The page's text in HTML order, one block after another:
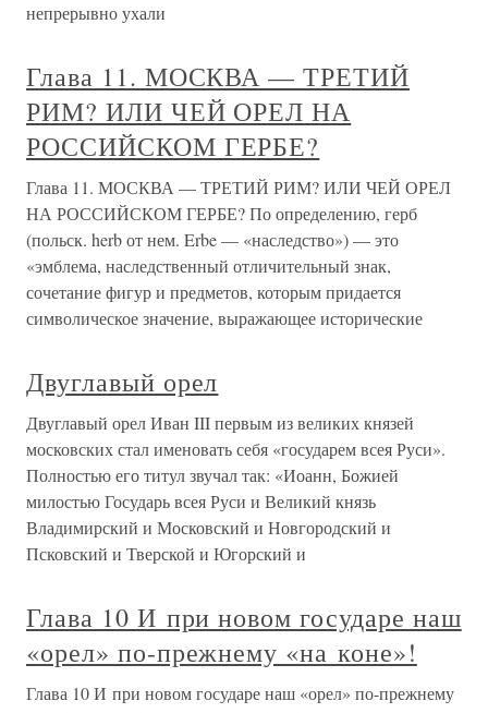
непрерывно ухали
Глава 11. МОСКВА — ТРЕТИЙ
РИМ? ИЛИ ЧЕЙ ОРЕЛ НА
РОССИЙСКОМ ГЕРБЕ?
Глава 11. МОСКВА — ТРЕТИЙ РИМ? ИЛИ ЧЕЙ ОРЕЛ
НА РОССИЙСКОМ ГЕРБЕ? По определению, герб
(польск. herb от нем. Erbe — «наследство») — это
«эмблема, наследственный отличительный знак,
сочетание фигур и предметов, которым придается
символическое значение, выражающее исторические
Двуглавый орел
Двуглавый орел Иван III первым из великих князей
московских стал именовать себя «государем всея Руси».
Полностью его титул звучал так: «Иоанн, Божией
милостью Государь всея Руси и Великий князь
Владимирский и Московский и Новгородский и
Псковский и Тверской и Югорский и
Глава 10 И при новом государе наш
«орел» по-прежнему «на коне»!
Глава 10 И при новом государе наш «орел» по-прежнему